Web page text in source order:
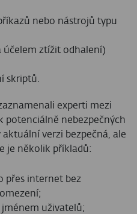
nebo nástrojů typu
účelem ztížit odhalení)
skriptů.
experti mezi
potenciálně nebezpečných
verzi bezpečná, ale
je několik příkladů:
přes internet bez
jménem uživatelů;